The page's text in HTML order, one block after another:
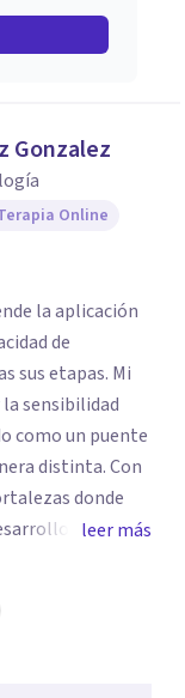
Gonzalez
Online
la aplicación
de
sus etapas. Mi
sensibilidad
como un puente
distinta. Con
donde
de
un ajuste a un
real. Esta
transitar
capaz de
leer más